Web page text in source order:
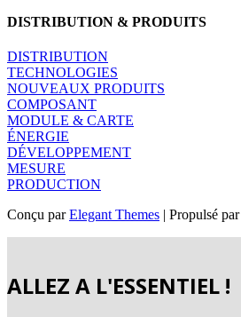
DISTRIBUTION & PRODUITS
DISTRIBUTION
TECHNOLOGIES
NOUVEAUX PRODUITS
COMPOSANT
MODULE & CARTE
ÉNERGIE
DÉVELOPPEMENT
MESURE
PRODUCTION
Conçu parElegant Themes | Propulsé par
ALLEZ A L'ESSENTIEL !